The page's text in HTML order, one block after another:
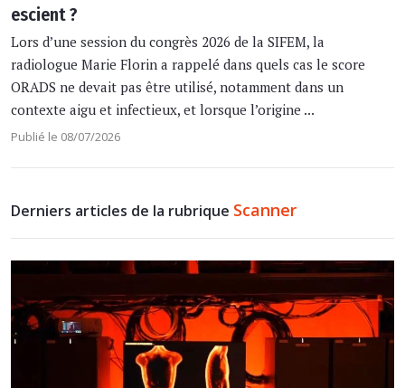
escient ?
Lors d’une session du congrès 2026 de la SIFEM, la
radiologue Marie Florin a rappelé dans quels cas le score
ORADS ne devait pas être utilisé, notamment dans un
contexte aigu et infectieux, et lorsque l’origine ...
Publié le 08/07/2026
Derniers articles de la rubrique Scanner